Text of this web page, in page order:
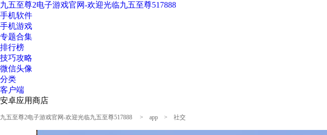
九五至尊2电子游戏官网-欢迎光临九五至尊517888
手机软件
手机游戏
专题合集
排行榜
技巧攻略
微信头像
分类
客户端
安卓应用商店
九五至尊2电子游戏官网-欢迎光临九五至尊517888 > app > 社交